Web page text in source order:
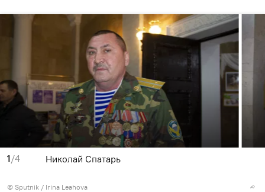
1/4
© Sputnik / Irina Leahova
Николай Спатарь